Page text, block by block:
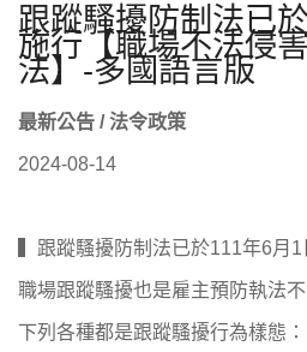
跟蹤騷擾防制法已
施行【職場不法侵
法】-多國語言版
最新公告 / 法令政策
2024-08-14
▍跟蹤騷擾防制法已於111年6月1
職場跟蹤騷擾也是雇主預防執法
下列各種都是跟蹤騷擾行為樣態：